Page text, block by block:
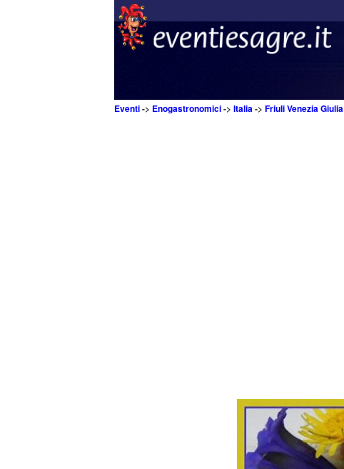
Eventi-> Enogastronomici-> Italia-> Friuli Venezia Giulia